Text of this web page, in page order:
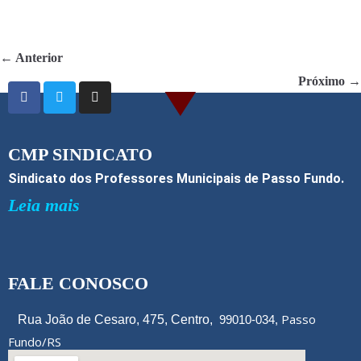
b
o
o
← Anterior
Próximo →
CMP SINDICATO
Sindicato dos Professores Municipais de Passo Fundo.
Leia mais
FALE CONOSCO
Rua João de Cesaro, 475, Centro, 99010-034, Passo
Fundo/RS